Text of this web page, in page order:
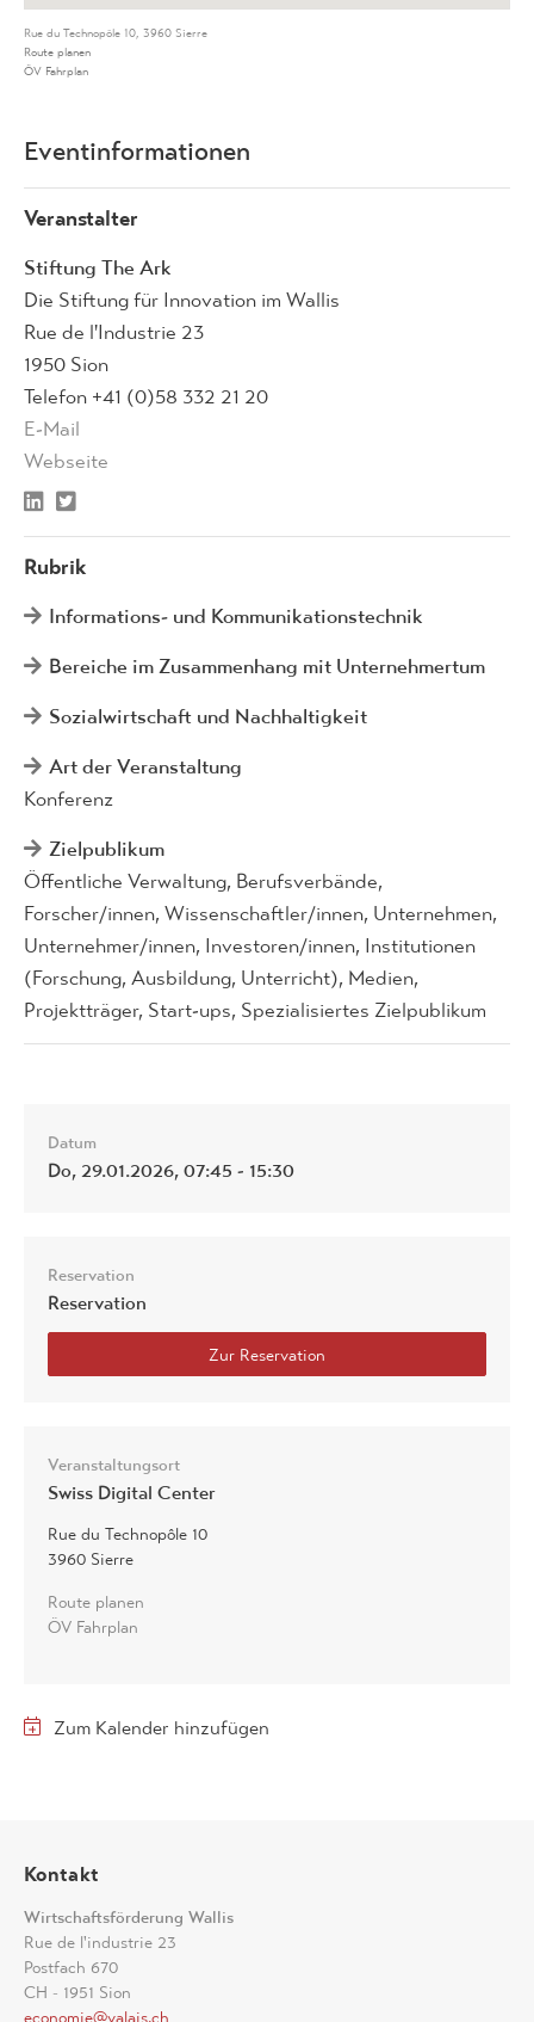
Rue du Technopôle 10, 3960 Sierre
Route planen
ÖV Fahrplan
Eventinformationen
Veranstalter
Stiftung The Ark
Die Stiftung für Innovation im Wallis
Rue de l'Industrie 23
1950 Sion
Telefon +41 (0)58 332 21 20
E-Mail
Webseite
Rubrik
Informations- und Kommunikationstechnik
Bereiche im Zusammenhang mit Unternehmertum
Sozialwirtschaft und Nachhaltigkeit
Art der Veranstaltung
Konferenz
Zielpublikum
Öffentliche Verwaltung, Berufsverbände,
Forscher/innen, Wissenschaftler/innen, Unternehmen,
Unternehmer/innen, Investoren/innen, Institutionen
(Forschung, Ausbildung, Unterricht), Medien,
Projektträger, Start-ups, Spezialisiertes Zielpublikum
Datum
Do, 29.01.2026, 07:45 - 15:30
Reservation
Reservation
Veranstaltungsort
Swiss Digital Center
Rue du Technopôle 10
3960 Sierre
Route planen
ÖV Fahrplan
Zum Kalender hinzufügen
Kontakt
Wirtschaftsförderung Wallis
Rue de l'industrie 23
Postfach 670
CH - 1951 Sion
economie@valais.ch